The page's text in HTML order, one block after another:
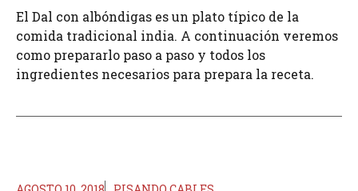
El Dal con albóndigas es un plato típico de la
comida tradicional india. A continuación veremos
como prepararlo paso a paso y todos los
ingredientes necesarios para prepara la receta.